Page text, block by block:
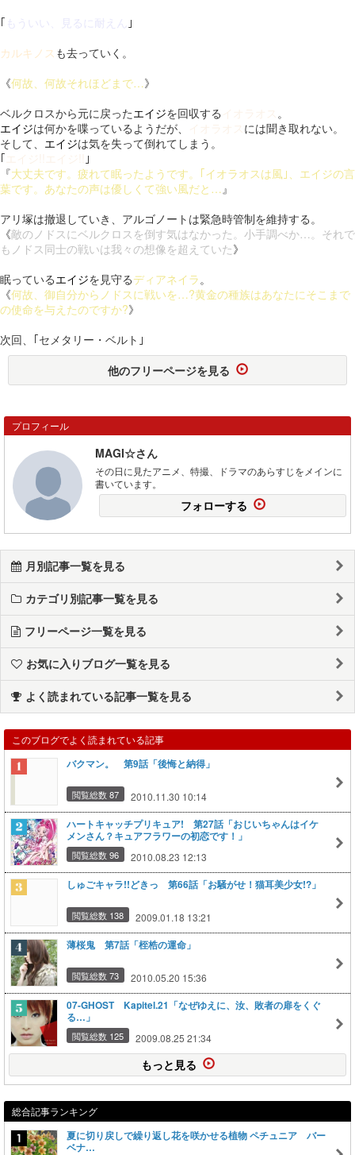
｢ もういい、見るに耐えん ｣
カルキノス も去っていく。
《何故、何故それほどまで…》
ベルクロスから元に戻ったエイジを回収する イオラオス 。
エイジは何かを喋っているようだが、 イオラオス には聞き取れない。
そして、 エイジは気を失って倒れてしまう。
｢ エイジ!!エイジ!!
｣
『大丈夫です。疲れて眠ったようです。｢イオラオスは風｣、エイジの言
葉です。あなたの声は優しくて強い風だと… 』
アリ塚は撤退していき、アルゴノートは緊急時管制を維持する。
《敵のノドスにベルクロスを倒す気はなかった。小手調べか…。それで
もノドス同士の戦いは我々の想像を超えていた》
眠っているエイジを見守るディアネイラ 。
《何故、御自分からノドスに戦いを…?黄金の種族はあなたにそこまで
の使命を与えたのですか?》
次回、｢セメタリー・ベルト｣
他のフリーページを見る
プロフィール
MAGI☆さん
その日に見たアニメ、特撮、ドラマのあらすじをメインに
書いています。
フォローする
月別記事一覧を見る
カテゴリ別記事一覧を見る
フリーページ一覧を見る
お気に入りブログ一覧を見る
よく読まれている記事一覧を見る
このブログでよく読まれている記事
バクマン。 第9話「後悔と納得」
閲覧総数 87 2010.11.30 10:14
ハートキャッチプリキュア! 第27話「おじいちゃんはイケ
メンさん？キュアフラワーの初恋です！」
閲覧総数 96 2010.08.23 12:13
しゅごキャラ!!どきっ 第66話「お騒がせ！猫耳美少女!?」
閲覧総数 138 2009.01.18 13:21
薄桜鬼 第7話「桎梏の運命」
閲覧総数 73 2010.05.20 15:36
07-GHOST Kapitel.21「なぜゆえに、汝、敗者の扉をくぐ
る…」
閲覧総数 125 2009.08.25 21:34
もっと見る
総合記事ランキング
夏に切り戻しで繰り返し花を咲かせる植物 ペチュニア バー
ベナ…